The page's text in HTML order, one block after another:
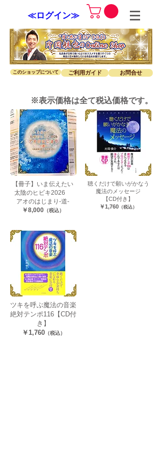
≪ログイン≫
このショップについて ご利用ガイド お問合せ
※表示価格は全て税込価格です。
【冊子】 いま伝えたい
太陰のヒビキ2026
アオのはじまり-道-
￥​8,000（税込）
聴くだけで願いがかなう
​魔法のメッセージ
【CD付き】
​￥1,760 （税込）
ツキを呼ぶ魔法の音楽
​絶対テンポ116【CD付
き】
​￥1,760（税込）